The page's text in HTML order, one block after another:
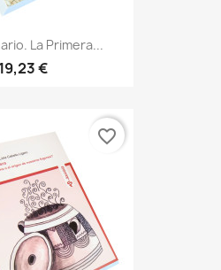
La Primera...
19,23 €
favorite_border